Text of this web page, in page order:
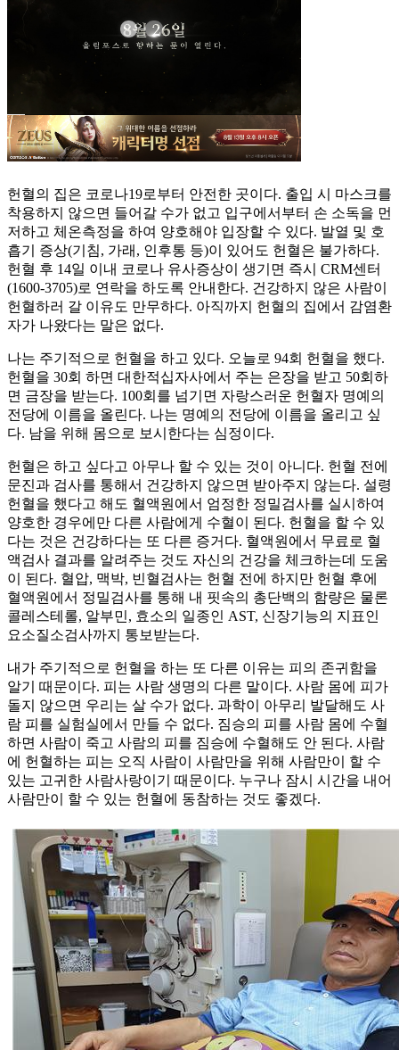
헌혈의 집은 코로나19로부터 안전한 곳이다. 출입 시 마스크를
착용하지 않으면 들어갈 수가 없고 입구에서부터 손 소독을 먼
저하고 체온측정을 하여 양호해야 입장할 수 있다. 발열 및 호
흡기 증상(기침, 가래, 인후통 등)이 있어도 헌혈은 불가하다.
헌혈 후 14일 이내 코로나 유사증상이 생기면 즉시 CRM센터
(1600-3705)로 연락을 하도록 안내한다. 건강하지 않은 사람이
헌혈하러 갈 이유도 만무하다. 아직까지 헌혈의 집에서 감염환
자가 나왔다는 말은 없다.
나는 주기적으로 헌혈을 하고 있다. 오늘로 94회 헌혈을 했다.
헌혈을 30회 하면 대한적십자사에서 주는 은장을 받고 50회하
면 금장을 받는다. 100회를 넘기면 자랑스러운 헌혈자 명예의
전당에 이름을 올린다. 나는 명예의 전당에 이름을 올리고 싶
다. 남을 위해 몸으로 보시한다는 심정이다.
헌혈은 하고 싶다고 아무나 할 수 있는 것이 아니다. 헌혈 전에
문진과 검사를 통해서 건강하지 않으면 받아주지 않는다. 설령
헌혈을 했다고 해도 혈액원에서 엄정한 정밀검사를 실시하여
양호한 경우에만 다른 사람에게 수혈이 된다. 헌혈을 할 수 있
다는 것은 건강하다는 또 다른 증거다. 혈액원에서 무료로 혈
액검사 결과를 알려주는 것도 자신의 건강을 체크하는데 도움
이 된다. 혈압, 맥박, 빈혈검사는 헌혈 전에 하지만 헌혈 후에
혈액원에서 정밀검사를 통해 내 핏속의 총단백의 함량은 물론
콜레스테롤, 알부민, 효소의 일종인 AST, 신장기능의 지표인
요소질소검사까지 통보받는다.
내가 주기적으로 헌혈을 하는 또 다른 이유는 피의 존귀함을
알기 때문이다. 피는 사람 생명의 다른 말이다. 사람 몸에 피가
돌지 않으면 우리는 살 수가 없다. 과학이 아무리 발달해도 사
람 피를 실험실에서 만들 수 없다. 짐승의 피를 사람 몸에 수혈
하면 사람이 죽고 사람의 피를 짐승에 수혈해도 안 된다. 사람
에 헌혈하는 피는 오직 사람이 사람만을 위해 사람만이 할 수
있는 고귀한 사람사랑이기 때문이다. 누구나 잠시 시간을 내어
사람만이 할 수 있는 헌혈에 동참하는 것도 좋겠다.